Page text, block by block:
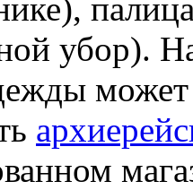
убор).